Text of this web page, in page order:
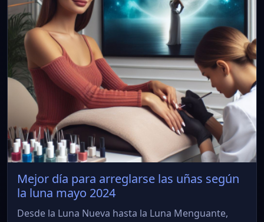
Mejor día para arreglarse las uñas según
la luna mayo 2024
Desde la Luna Nueva hasta la Luna Menguante,